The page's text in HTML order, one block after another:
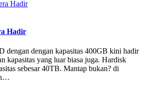
Hadir
dengan dengan kapasitas 400GB kini hadir
kapasitas yang luar biasa juga. Hardisk
sebesar 40TB. Mantap bukan? di